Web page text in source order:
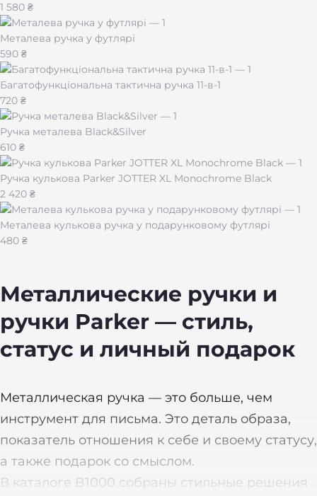
1 580 ₴
Металева ручка у футлярі
590 ₴
Багатофункціональна тактична ручка 11-в-1
720 ₴
Ручка металева Black&Silver
610 ₴
Ручка кулькова Parker JOTTER XL Monochrome Black
2 420 ₴
Металева кулькова ручка у подарунковому футлярі
480 ₴
Металлические ручки и
ручки Parker — стиль,
статус и личный подарок
Металлическая ручка — это больше, чем
инструмент для письма. Это деталь образа,
показатель отношения к себе и своему статусу,
а также подарок со смыслом.
В каталоге B1000 собраны стильные решения